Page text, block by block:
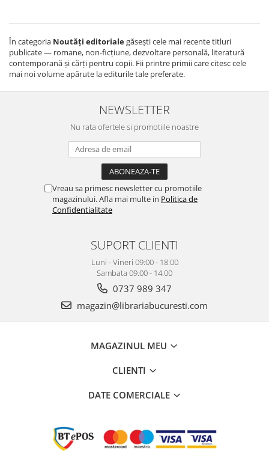
În categoria Noutăți editorialegăsești cele mai recente titluri
publicate — romane, non-ficțiune, dezvoltare personală, literatură
contemporană și cărți pentru copii. Fii printre primii care citesc cele
mai noi volume apărute la editurile tale preferate.
NEWSLETTER
Nu rata ofertele si promotiile noastre
Vreau sa primesc newsletter cu promotiile
magazinului. Afla mai multe in Politica de
Confidentialitate
SUPORT CLIENTI
Luni - Vineri 09:00 - 18:00
Sambata 09.00 - 14.00
0737 989 347
magazin@librariabucuresti.com
MAGAZINUL MEU
CLIENTI
DATE COMERCIALE